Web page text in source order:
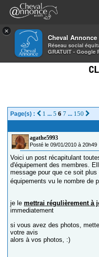
×
Cheval Annonce
Réseau social
GRATUIT - Google
>Équipements
LES COULEURS
Page(s) : 1 ... 5 6 7 ... 150
agathe5993
Posté le 09/01/2010 à 20h49
Voici un post récapitulant
d'équipement des membres.
message pour que ce soit
équipements vu le nombre de
je le mettrai régulièrement à
immediatement
si vous avez des photos,
votre avis
alors à vos photos, :)